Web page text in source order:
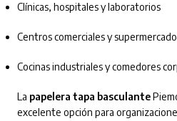
Clínicas, hospitales y laboratorios
Centros comerciales y
Cocinas industriales y comedores
La papelera tapa basculante
excelente opción para